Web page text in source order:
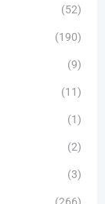
(52)
(190)
(9)
(11)
(1)
(2)
(3)